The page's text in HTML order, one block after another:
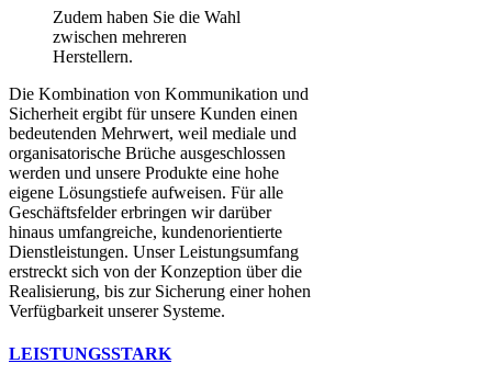
Zudem haben Sie die Wahl
zwischen mehreren
Herstellern.
Die Kombination von Kommunikation und
Sicherheit ergibt für unsere Kunden einen
bedeutenden Mehrwert, weil mediale und
organisatorische Brüche ausgeschlossen
werden und unsere Produkte eine hohe
eigene Lösungstiefe aufweisen. Für alle
Geschäftsfelder erbringen wir darüber
hinaus umfangreiche, kundenorientierte
Dienstleistungen. Unser Leistungsumfang
erstreckt sich von der Konzeption über die
Realisierung, bis zur Sicherung einer hohen
Verfügbarkeit unserer Systeme.
LEISTUNGSSTARK